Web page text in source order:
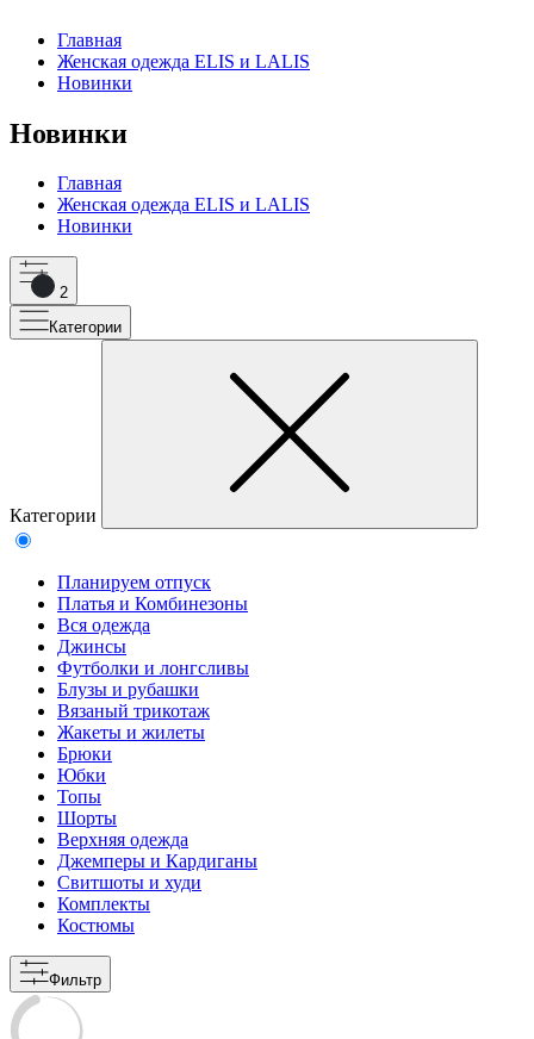
Главная
Женская одежда ELIS и LALIS
Новинки
Новинки
Главная
Женская одежда ELIS и LALIS
Новинки
2
Категории
Категории
Планируем отпуск
Платья и Комбинезоны
Вся одежда
Джинсы
Футболки и лонгсливы
Блузы и рубашки
Вязаный трикотаж
Жакеты и жилеты
Брюки
Юбки
Топы
Шорты
Верхняя одежда
Джемперы и Кардиганы
Свитшоты и худи
Комплекты
Костюмы
Фильтр